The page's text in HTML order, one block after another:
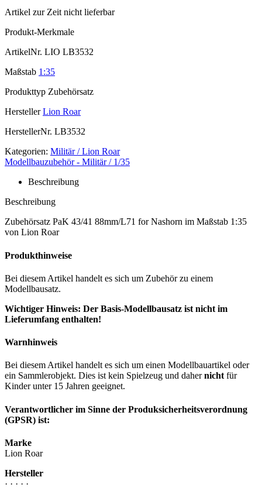
Artikel zur Zeit nicht lieferbar
Produkt-Merkmale
ArtikelNr. LIO LB3532
Maßstab 1:35
Produkttyp Zubehörsatz
Hersteller Lion Roar
HerstellerNr. LB3532
Kategorien: Militär / Lion Roar
Modellbauzubehör - Militär / 1/35
Beschreibung
Beschreibung
Zubehörsatz PaK 43/41 88mm/L71 for Nashorn im Maßstab 1:35
von Lion Roar
Produkthinweise
Bei diesem Artikel handelt es sich um Zubehör zu einem
Modellbausatz.
Wichtiger Hinweis: Der Basis-Modellbausatz ist nicht im
Lieferumfang enthalten!
Warnhinweis
Bei diesem Artikel handelt es sich um einen Modellbauartikel oder
ein Sammlerobjekt. Dies ist kein Spielzeug und dahernicht für
Kinder unter 15 Jahren geeignet.
Verantwortlicher im Sinne der Produksicherheitsverordnung
(GPSR) ist:
Marke
Lion Roar
Hersteller
· · · · ·